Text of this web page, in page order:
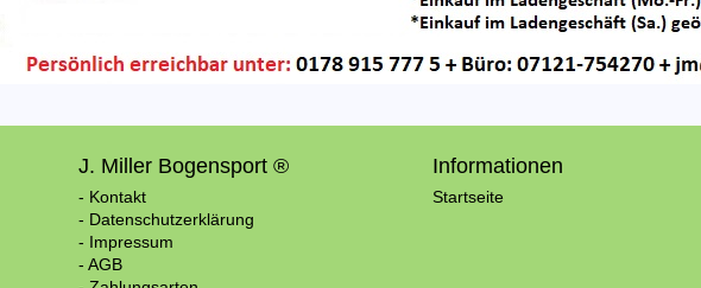
J. Miller Bogensport ®
- Kontakt
- Datenschutzerklärung
- Impressum
- AGB
Informationen
Startseite